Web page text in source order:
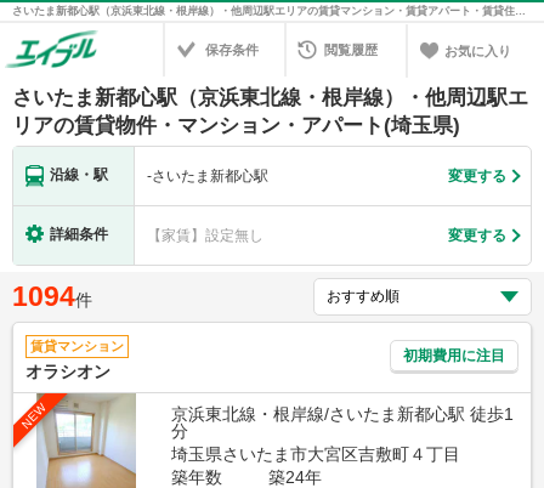
さいたま新都心駅（京浜東北線・根岸線）・他周辺駅エリアの賃貸マンション・賃貸アパート・賃貸住宅の不動産情報を検索！不動産賃貸の物件探しは、お部屋探しのエイブル
保存条件 閲覧履歴 お気に入り
さいたま新都心駅（京浜東北線・根岸線）・他周辺駅エ
リアの賃貸物件・マンション・アパート(埼玉県)
沿線・駅 -さいたま新都心駅 変更する
詳細条件 【家賃】設定無し 変更する
1094件
賃貸マンション
オラシオン
初期費用に注目
NEW
京浜東北線・根岸線/さいたま新都心駅 徒歩1
分
埼玉県さいたま市大宮区吉敷町４丁目
築年数
築24年